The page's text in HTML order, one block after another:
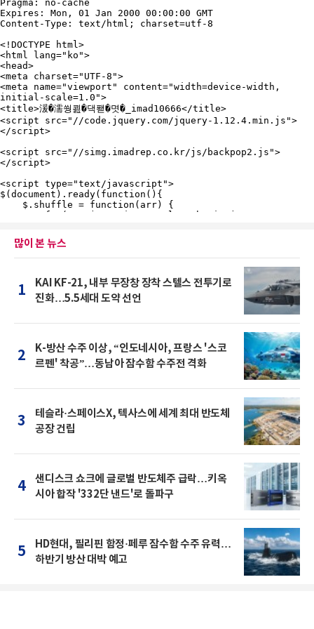
많이 본 뉴스
1
KAI KF-21, 내부 무장창 장착 스텔스 전투기로
진화…5.5세대 도약 선언
2
K-방산 수주 이상, “인도네시아, 프랑스 '스코
르펜' 착공”…동남아 잠수함 수주전 격화
3
테슬라·스페이스X, 텍사스에 세계 최대 반도체
공장 건립
4
샌디스크 쇼크에 글로벌 반도체주 급락…키옥
시아 합작 '332단 낸드'로 돌파구
5
HD현대, 필리핀 함정·페루 잠수함 수주 유력…
하반기 방산 대박 예고